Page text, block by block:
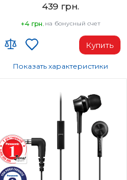
439 грн.
+4 грн. на бонусный счет
Купить
Диапазон частот наушников, Гц:
Микрофон:
Да
Вес, г:
50
Показать характеристики